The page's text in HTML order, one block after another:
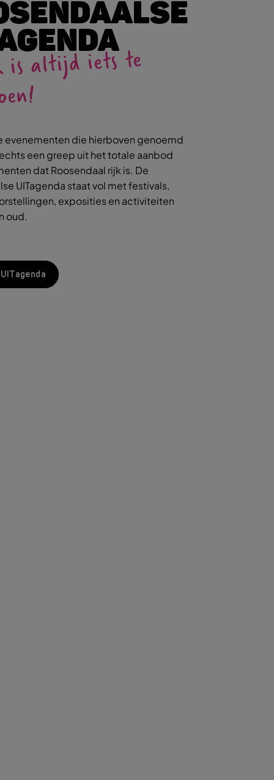
is altijd iets te
evenementen die hierboven genoemd
een greep uit het totale aanbod
dat Roosendaal rijk is. De
UITagenda staat vol met festivals,
exposities en activiteiten
oud.